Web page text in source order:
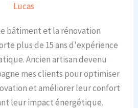
Lucas
bâtiment et la rénovation
plus de 15 ans d'expérience
Ancien artisan devenu
mes clients pour optimiser
et améliorer leur confort
leur impact énergétique.